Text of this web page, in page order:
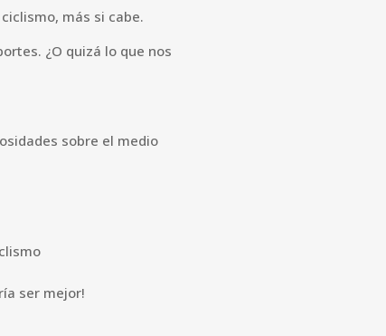
más si cabe.
¿O quizá lo que nos
sobre el medio
ser mejor!